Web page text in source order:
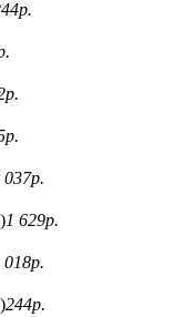
р.
р.
р.
037р.
1 629р.
018р.
244р.